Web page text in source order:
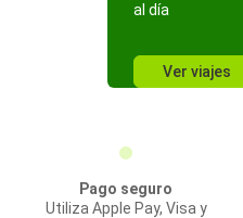
al día
Ver viajes
Pago seguro
Utiliza Apple Pay, Visa y